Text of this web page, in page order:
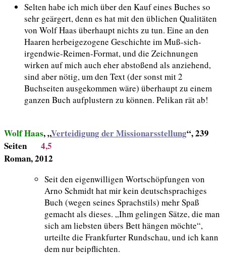
Selten habe ich mich über den Kauf eines Buches so
sehr geärgert, denn es hat mit den üblichen Qualitäten
von Wolf Haas überhaupt nichts zu tun. Eine an den
Haaren herbeigezogene Geschichte im Muß-sich-
irgendwie-Reimen-Format, und die Zeichnungen
wirken auf mich auch eher abstoßend als anziehend,
sind aber nötig, um den Text (der sonst mit 2
Buchseiten ausgekommen wäre) überhaupt zu einem
ganzen Buch aufplustern zu können. Pelikan rät ab!
Wolf Haas, „Verteidigung der Missionarsstellung“, 239
Seiten 4,5
Roman, 2012
Seit den eigenwilligen Wortschöpfungen von
Arno Schmidt hat mir kein deutschsprachiges
Buch (wegen seines Sprachstils) mehr Spaß
gemacht als dieses. „Ihm gelingen Sätze, die man
sich am liebsten übers Bett hängen möchte“,
urteilte die Frankfurter Rundschau, und ich kann
dem nur beipflichten.